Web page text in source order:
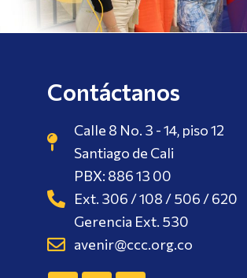
Contáctanos
Calle 8 No. 3 - 14, piso 12
Santiago de Cali
PBX: 886 13 00
Ext. 306 / 108 / 506 / 620
Gerencia Ext. 530
avenir@ccc.org.co